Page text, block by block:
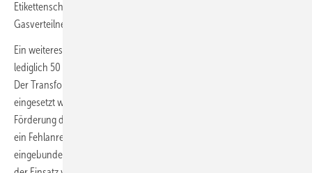
Etikettenschwindel. Wir werden für Gas-Heizungen kein 100-%-H
Gasverteilnetz sehen.
Ein weiteres Schlupfloch besteht bei Wärmenetzen. Bis 2030 sind
lediglich 50 Prozent Erneuerbare in der Fernwärme vorgeschrieben.
Der Transformationsprozess der Fernwärme, wo oft Erdgas-KWK
eingesetzt wird, muss viel schneller vorangebracht werden. Jede
Förderung der Wärmeerzeugung durch fossile Energieträger ist daher
ein Fehlanreiz, auch wenn das in Form von Erdgas-KWK und
eingebunden in ein Wärmenetz erfolgt. Auch für KWK-Anlagen muss